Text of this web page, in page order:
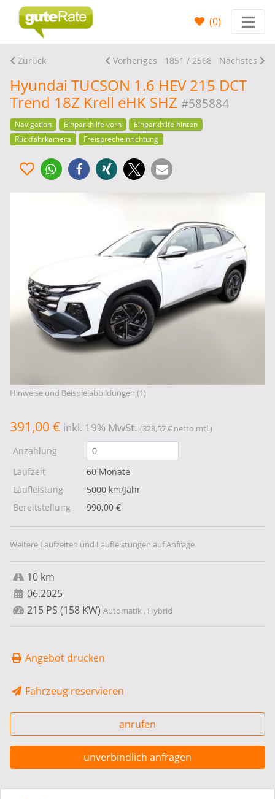
(0)
Zurück Vorheriges 1851 / 2568 Nächstes
Hyundai TUCSON 1.6 HEV 215 DCT
Trend 18Z Krell eHK SHZ #585884
Navigation Einparkhilfe vorn
Einparkhilfe hinten
Rückfahrkamera
Freisprecheinrichtung
Hinweise und Beispielabbildungen (1)
391,00 € inkl. 19% MwSt. (328,57 € netto mtl.)
Anzahlung
Laufzeit
60 Monate
Laufleistung
5000 km/Jahr
Bereitstellung
990,00 €
Weitere Laufzeiten und Laufleistungen auf Anfrage.
10 km
06.2025
215 PS (158 KW) Automatik , Hybrid
Angebot drucken
Fahrzeug reservieren
anrufen
unverbindlich anfragen